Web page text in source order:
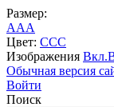
Размер:
AAA
Цвет: CCC
Изображения Вкл.
Обычная версия
Войти
Поиск